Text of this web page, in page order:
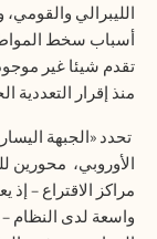
الليبرالي
أسباب سخط
تقدم شيئا غير
منذ إقرار التعددية
تحدد «الجبهة
الأوروبي، محورين
مراكز الاقتراع –
واسعة لدى النظام